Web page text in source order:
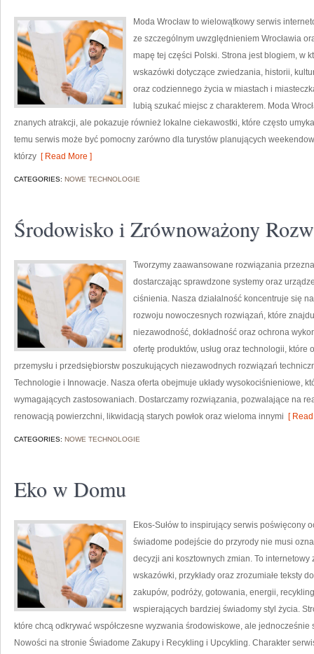
Moda Wrocław to wielowątkowy serwis
ze szczególnym uwzględnieniem Wrocławia
mapę tej części Polski. Strona jest blogiem, w
wskazówki dotyczące zwiedzania, historii,
oraz codziennego życia w miastach i
lubią szukać miejsc z charakterem. Moda
znanych atrakcji, ale pokazuje również lokalne ciekawostki, które często
temu serwis może być pomocny zarówno dla turystów planujących
którzy [ Read More ]
CATEGORIES: NOWE TECHNOLOGIE
Środowisko i Zrównoważony
Tworzymy zaawansowane rozwiązania
dostarczając sprawdzone systemy oraz
ciśnienia. Nasza działalność koncentruje się
rozwoju nowoczesnych rozwiązań, które
niezawodność, dokładność oraz ochrona
ofertę produktów, usług oraz technologii,
przemysłu i przedsiębiorstw poszukujących niezawodnych rozwiązań
Technologie i Innowacje. Nasza oferta obejmuje układy wysokociśnieniowe,
wymagających zastosowaniach. Dostarczamy rozwiązania, pozwalające na
renowacją powierzchni, likwidacją starych powłok oraz wieloma innymi [
CATEGORIES: NOWE TECHNOLOGIE
Eko w Domu
Ekos-Sułów to inspirujący serwis poświęcony
świadome podejście do przyrody nie musi
decyzji ani kosztownych zmian. To
wskazówki, przykłady oraz zrozumiałe teksty
zakupów, podróży, gotowania, energii,
wspierających bardziej świadomy styl życia.
które chcą odkrywać współczesne wyzwania środowiskowe, ale
Nowości na stronie Świadome Zakupy i Recykling i Upcykling. Charakter